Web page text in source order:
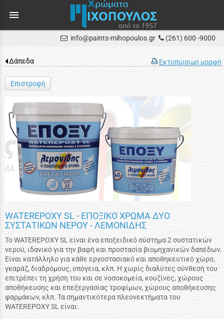
menu
info@paints-mihopoulos.gr (261) 600 -9000
Εκτυπώσιμη μορφή
Δάπεδα
Επιστροφή
WATEREPOXY SL - ΕΠΟΞΙΚΟ ΧΡΩΜΑ ΔΥΟ
ΣΥΣΤΑΤΙΚΩΝ ΝΕΡΟΥ - ΛΕΜΟΝΙΔΗΣ
Το WATEREPOXY SL είναι ένα εποξειδικό σύστημα 2 συστατικών
νερού, ιδανικό για την βαφή και προστασία βιομηχανικών δαπέδων.
Είναι κατάλληλο για κάθε εργοστασιακό και αποθηκευτικό χώρο,
γκαράζ, διαδρόμους, υπόγεια, κλπ. Η χωρίς διαλύτες σύνθεσή του
επιτρέπει τη χρήση του και σε νοσοκομεία, κουζίνες, χώρους
αποθήκευσης και επεξεργασίας τροφίμων, χώρους αποθήκευσης
φαρμάκων, κλπ. Τα σημαντικότερα πλεονεκτήματα του
WATEREPOXY SL είναι: